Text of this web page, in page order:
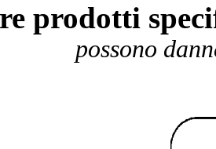
prodotti
possono